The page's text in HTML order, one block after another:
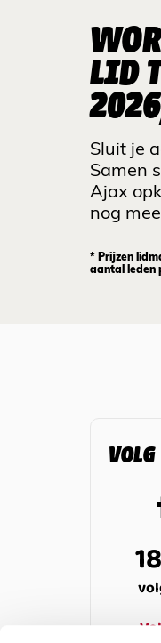
LID
Sluit je
Samen
Ajax
nog
* Prijzen
aantal leden